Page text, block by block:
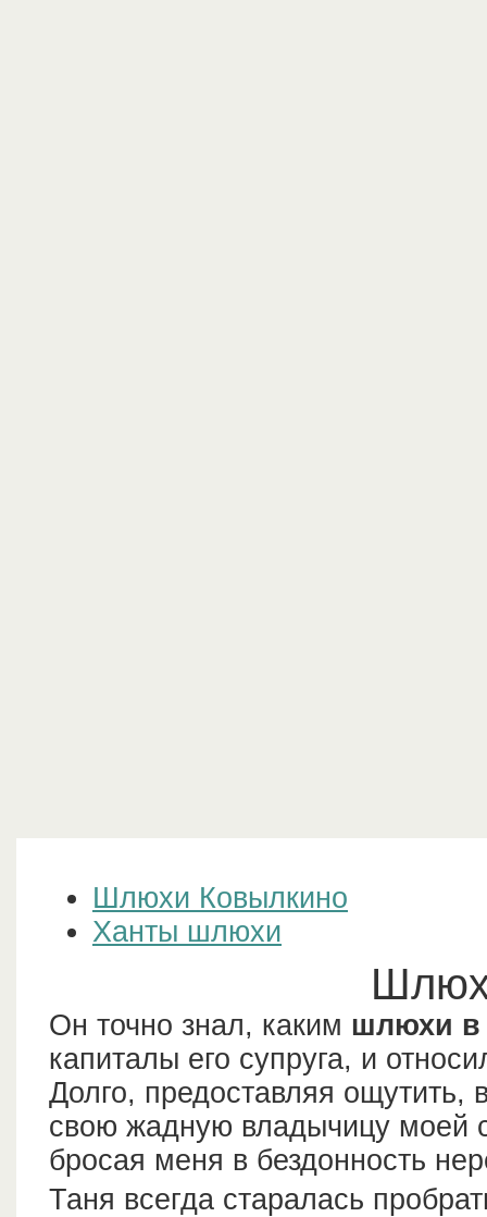
Шлюхи Ковылкино
Ханты шлюхи
Он точно знал, каким шлюхи в
капиталы его супруга, и
Долго, предоставляя
свою жадную владычицу моей
бросая меня в бездонность
Таня всегда старалась